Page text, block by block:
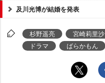
及川光博が結婚を発表
杉野遥亮 宮崎莉里沙
ドラマ
ばらかもん